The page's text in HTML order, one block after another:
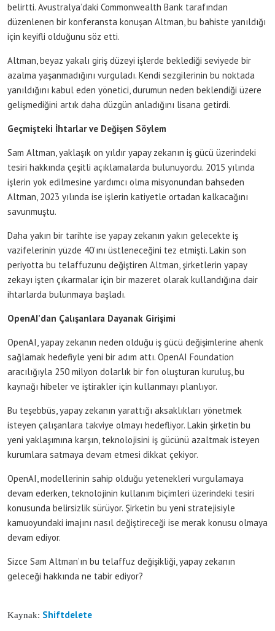
belirtti. Avustralya’daki Commonwealth Bank tarafından
düzenlenen bir konferansta konuşan Altman, bu bahiste yanıldığı
için keyifli olduğunu söz etti.
Altman, beyaz yakalı giriş düzeyi işlerde beklediği seviyede bir
azalma yaşanmadığını vurguladı. Kendi sezgilerinin bu noktada
yanıldığını kabul eden yönetici, durumun neden beklendiği üzere
gelişmediğini artık daha düzgün anladığını lisana getirdi.
Geçmişteki İhtarlar ve Değişen Söylem
Sam Altman, yaklaşık on yıldır yapay zekanın iş gücü üzerindeki
tesiri hakkında çeşitli açıklamalarda bulunuyordu. 2015 yılında
işlerin yok edilmesine yardımcı olma misyonundan bahseden
Altman, 2023 yılında ise işlerin katiyetle ortadan kalkacağını
savunmuştu.
Daha yakın bir tarihte ise yapay zekanın yakın gelecekte iş
vazifelerinin yüzde 40’ını üstleneceğini tez etmişti. Lakin son
periyotta bu telaffuzunu değiştiren Altman, şirketlerin yapay
zekayı işten çıkarmalar için bir mazeret olarak kullandığına dair
ihtarlarda bulunmaya başladı.
OpenAI’dan Çalışanlara Dayanak Girişimi
OpenAI, yapay zekanın neden olduğu iş gücü değişimlerine ahenk
sağlamak hedefiyle yeni bir adım attı. OpenAI Foundation
aracılığıyla 250 milyon dolarlık bir fon oluşturan kuruluş, bu
kaynağı hibeler ve iştirakler için kullanmayı planlıyor.
Bu teşebbüs, yapay zekanın yarattığı aksaklıkları yönetmek
isteyen çalışanlara takviye olmayı hedefliyor. Lakin şirketin bu
yeni yaklaşımına karşın, teknolojisini iş gücünü azaltmak isteyen
kurumlara satmaya devam etmesi dikkat çekiyor.
OpenAI, modellerinin sahip olduğu yetenekleri vurgulamaya
devam ederken, teknolojinin kullanım biçimleri üzerindeki tesiri
konusunda belirsizlik sürüyor. Şirketin bu yeni stratejisiyle
kamuoyundaki imajını nasıl değiştireceği ise merak konusu olmaya
devam ediyor.
Sizce Sam Altman’ın bu telaffuz değişikliği, yapay zekanın
geleceği hakkında ne tabir ediyor?
Kaynak: Shiftdelete